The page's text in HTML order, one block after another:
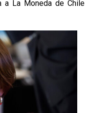
a La Moneda de Chile